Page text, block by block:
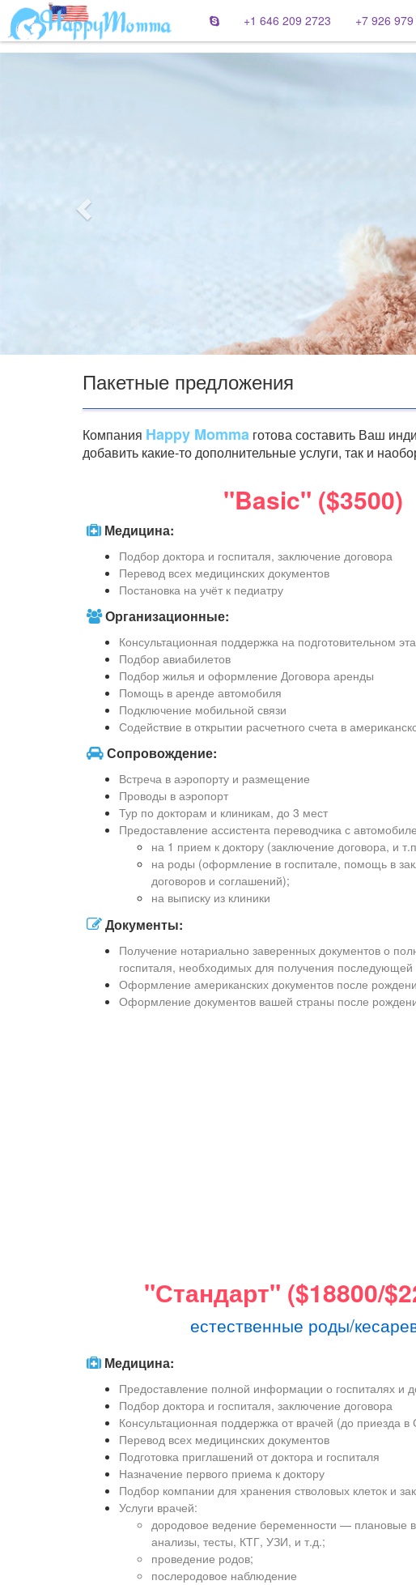
+1 646 209 2723 +7 926 979
Пакетные предложения
Компания Happy Momma готова составить Ваш
добавить какие-то дополнительные услуги, так и
"Basic" ($3500)
Медицина:
Подбор доктора и госпиталя, заключение договора
Перевод всех медицинских документов
Постановка на учёт к педиатру
Организационные:
Консультационная поддержка на подготовительном
Подбор авиабилетов
Подбор жилья и оформление Договора аренды
Помощь в аренде автомобиля
Подключение мобильной связи
Содействие в открытии расчетного счета в
Сопровождение:
Встреча в аэропорту и размещение
Проводы в аэропорт
Тур по докторам и клиникам, до 3 мест
Предоставление ассистента переводчика с
на 1 прием к доктору (заключение договора, и
на роды (оформление в госпитале, помощь в
договоров и соглашений);
на выписку из клиники
Документы:
Получение нотариально заверенных документов о
госпиталя, необходимых для получения
Оформление американских документов после
Оформление документов вашей страны после
"Стандарт" ($18800/
естественные роды/
Медицина:
Предоставление полной информации о госпиталях и
Подбор доктора и госпиталя, заключение договора
Консультационная поддержка от врачей (до приезда
Перевод всех медицинских документов
Подготовка приглашений от доктора и госпиталя
Назначение первого приема к доктору
Подбор компании для хранения стволовых клеток и
Услуги врачей:
дородовое ведение беременности — плановые
анализы, тесты, КТГ, УЗИ, и т.д.;
проведение родов;
послеродовое наблюдение